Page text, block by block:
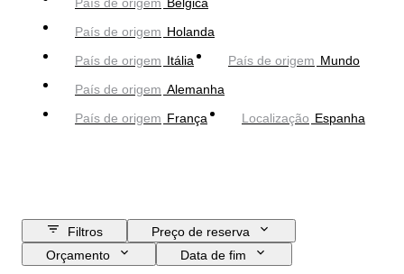
País de origem Holanda
País de origem Itália País de origem Mundo
País de origem Alemanha
País de origem França Localização Espanha
Filtros
Preço de reserva
Orçamento
Data de fim